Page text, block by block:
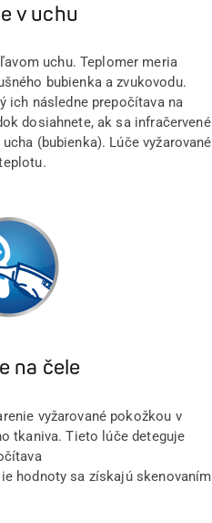
v uchu
uchu. Teplomer meria
bubienka a zvukovodu.
ich následne prepočítava na
dosiahnete, ak sa infračervené
(bubienka). Lúče vyžarované
na čele
vyžarované pokožkou v
tkaniva. Tieto lúče deteguje
hodnoty sa získajú skenovaním